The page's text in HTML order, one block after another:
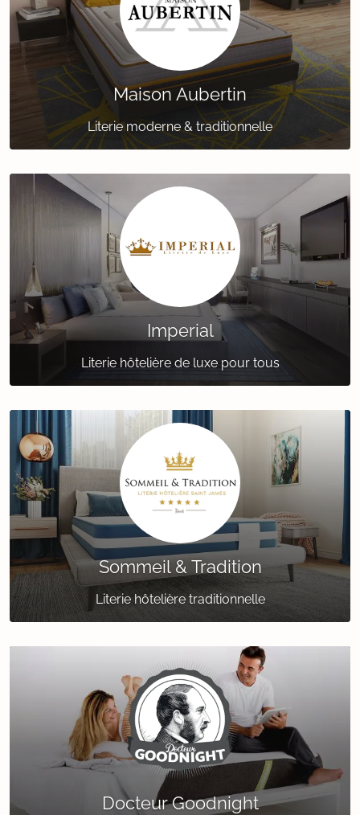
Maison Aubertin
Literie moderne & traditionnelle
Imperial
Literie hôtelière de luxe pour tous
Sommeil & Tradition
Literie hôtelière traditionnelle
Docteur Goodnight